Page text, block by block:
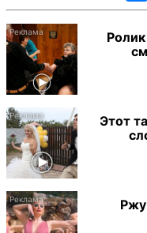
Этот
Ржу